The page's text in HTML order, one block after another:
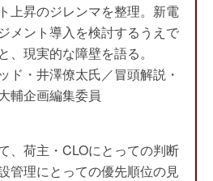
上昇のジレンマを整理。新電
メント導入を検討するうえで
、現実的な障壁を語る。
ド・井澤僚太氏／冒頭解説・
輔企画編集委員
、荷主・CLOにとっての判断
管理にとっての優先順位の見